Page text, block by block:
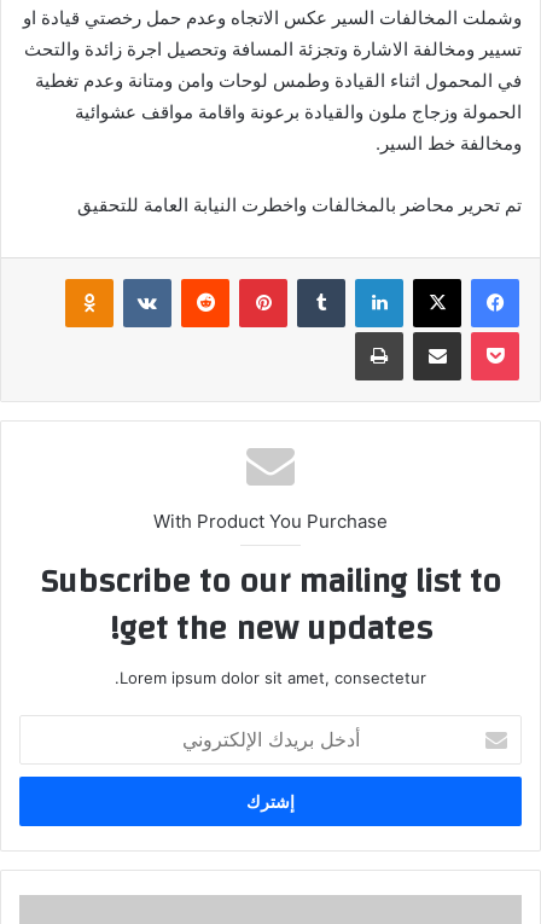
وشملت المخالفات السير عكس الاتجاه وعدم حمل رخصتي قيادة او
تسيير ومخالفة الاشارة وتجزئة المسافة وتحصيل اجرة زائدة والتحث
في المحمول اثناء القيادة وطمس لوحات وامن ومتانة وعدم تغطية
الحمولة وزجاج ملون والقيادة برعونة واقامة مواقف عشوائية
ومخالفة خط السير.
تم تحرير محاضر بالمخالفات واخطرت النيابة العامة للتحقيق
فيسبوك ‫X لينكدإن بينتيريست
‫Pocket مشاركة عبر البريد طباعة
With Product You Purchase
Subscribe to our mailing list to
get the new updates!
Lorem ipsum dolor sit amet, consectetur.
بريدك
الإلكتروني